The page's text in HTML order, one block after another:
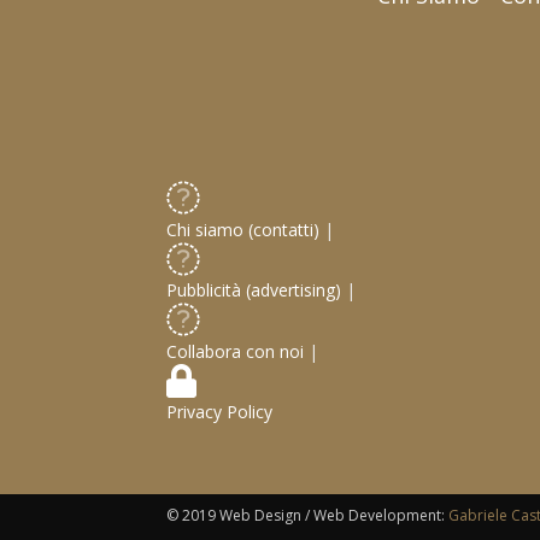
Chi siamo (contatti) |
Pubblicità (advertising) |
Collabora con noi |
Privacy Policy
© 2019 Web Design / Web Development: Gabriele